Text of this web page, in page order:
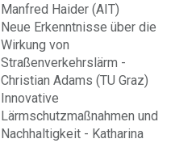
Manfred Haider (AIT)
Neue Erkenntnisse über die
Wirkung von
Straßenverkehrslärm -
Christian Adams (TU Graz)
Innovative
Lärmschutzmaßnahmen und
Nachhaltigkeit - Katharina